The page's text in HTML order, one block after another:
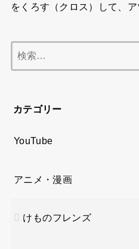
をくろす（クロス）して、
カテゴリー
YouTube
アニメ・漫画
けものフレンズ